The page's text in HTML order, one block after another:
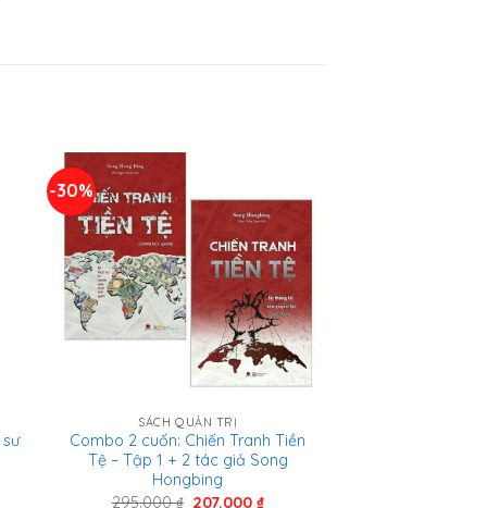
-30%
SÁCH QUẢN TRỊ
Combo 2 cuốn: Chiến Tranh Tiền
Tệ – Tập 1 + 2 tác giả Song
Hongbing
295.000₫ Giá
207.000₫Giá